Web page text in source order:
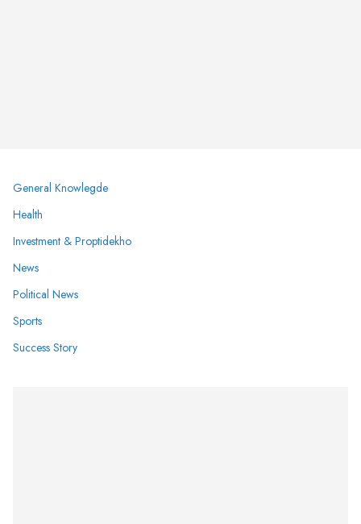
General Knowlegde
Health
Investment & Proptidekho
News
Political News
Sports
Success Story